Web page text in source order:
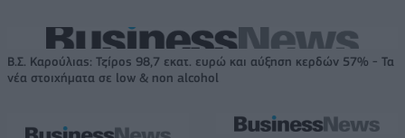
Β.Σ. Καρούλιας: Τζίρος 98,7 εκατ. ευρώ και αύξηση κερδών 57% - Τα
νέα στοιχήματα σε low & non alcohol